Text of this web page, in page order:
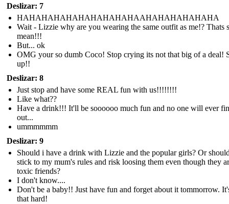
Deslizar: 7
HAHAHAHAHAHAHAHAHAHAAHAHAHAHAHAHA
Wait - Lizzie why are you wearing the same outfit as me!? Thats
mean!!!
But... ok
OMG your so dumb Coco! Stop crying its not that big of a deal!
up!!
Deslizar: 8
Just stop and have some REAL fun with us!!!!!!!!
Like what??
Have a drink!!! It'll be soooooo much fun and no one will ever
out...
ummmmmm
Deslizar: 9
Should i have a drink with Lizzie and the popular girls? Or
stick to my mum's rules and risk loosing them even though they
toxic friends?
I don't know....
Don't be a baby!! Just have fun and forget about it tommorrow.
that hard!